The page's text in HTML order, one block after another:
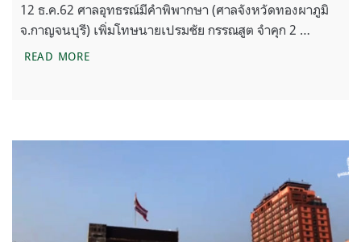
12 ธ.ค.62 ศาลอุทธรณ์มีคำพิพากษา (ศาลจังหวัดทองผาภูมิ
จ.กาญจนบุรี) เพิ่มโทษนายเปรมชัย กรรณสูต จำคุก 2 …
READ MOREความคืบหน้าคดีล่าเสือดำ 12 ธ.ค.62 – 31 มี.ค.63